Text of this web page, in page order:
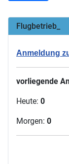
Flugbetrieb_
Anmeldung
vorliegende
Heute: 0
Morgen: 0